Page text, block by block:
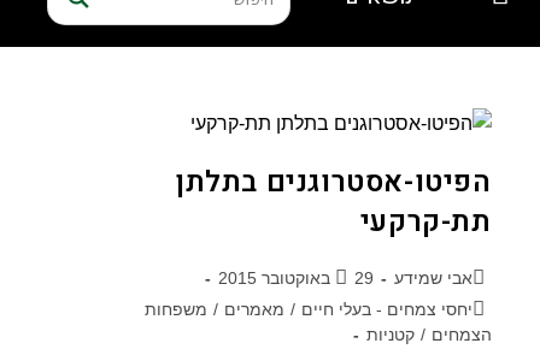
הפיטו-אסטרוגנים בתלתן
תת-קרקעי
אבי שמידע
29 באוקטובר 2015
יחסי צמחים - בעלי חיים / מאמרים / משפחות
הצמחים / קטניות